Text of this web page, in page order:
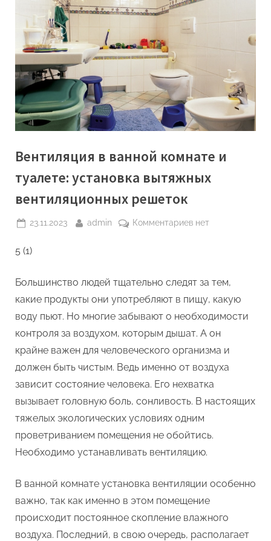
Вентиляция в ванной комнате и
туалете: установка вытяжных
вентиляционных решеток
Posted
23.11.2023 By
admin Комментариевк
ванной
и
туалете:
установка
вытяжных
решеток
нет
5 (1)
Большинство людей тщательно следят за тем,
какие продукты они употребляют в пищу, какую
воду пьют. Но многие забывают о необходимости
контроля за воздухом, которым дышат. А он
крайне важен для человеческого организма и
должен быть чистым. Ведь именно от воздуха
зависит состояние человека. Его нехватка
вызывает головную боль, сонливость. В настоящих
тяжелых экологических условиях одним
проветриванием помещения не обойтись.
Необходимо устанавливать вентиляцию.
В ванной комнате установка вентиляции особенно
важно, так как именно в этом помещение
происходит постоянное скопление влажного
воздуха. Последний, в свою очередь, располагает